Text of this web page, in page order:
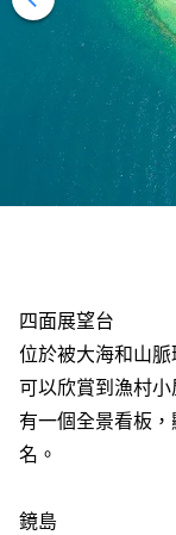
四面展望台
位於被大海和山
可以欣賞到漁村
有一個全景看板
名。
鏡島